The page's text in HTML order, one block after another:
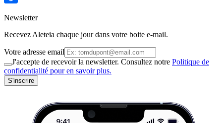
Newsletter
Recevez Aleteia chaque jour dans votre boite e-mail.
Votre adresse email
J'accepte de recevoir la newsletter. Consultez notre Politique de
confidentialité pour en savoir plus.
S'inscrire